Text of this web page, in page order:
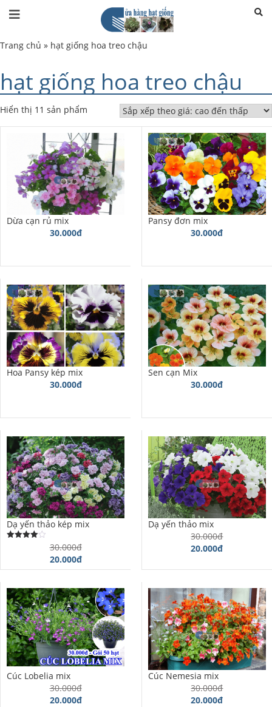
Trang chủ » hạt giống hoa treo chậu
hạt giống hoa treo chậu
Hiển thị 11 sản phẩm
Dừa cạn rủ mix
30.000đ
Pansy đơn mix
30.000đ
Hoa Pansy kép mix
30.000đ
Sen cạn Mix
30.000đ
Dạ yến thảo kép mix
30.000đ
20.000đ
Dạ yến thảo mix
30.000đ
20.000đ
Cúc Lobelia mix
30.000đ
20.000đ
Cúc Nemesia mix
30.000đ
20.000đ